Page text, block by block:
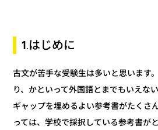
1.はじめに
古文が苦手な受験生は多いと思います
り、かといって外国語とまでもいえな
ギャップを埋めるよい参考書がたくさ
っては、学校で採択している参考書が